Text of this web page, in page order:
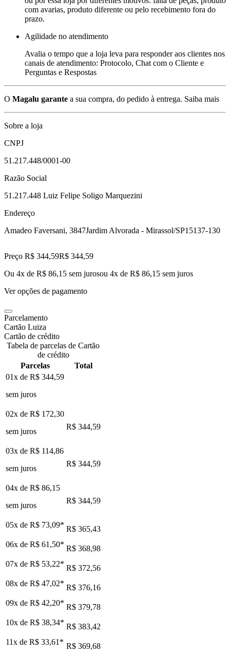
com avarias, produto diferente ou pelo recebimento fora do
prazo.
Agilidade no atendimento
Avalia o tempo que a loja leva para responder aos clientes nos
canais de atendimento: Protocolo, Chat com o Cliente e
Perguntas e Respostas
O Magalu garante a sua compra, do pedido à entrega. Saiba mais
Sobre a loja
CNPJ
51.217.448/0001-00
Razão Social
51.217.448 Luiz Felipe Soligo Marquezini
Endereço
Amadeo Faversani, 3847Jardim Alvorada - Mirassol/SP15137-130
Preço R$ 344,59R$ 344,59
Ou 4x de R$ 86,15 sem jurosou 4x de R$ 86,15 sem juros
Ver opções de pagamento
Parcelamento
Cartão Luiza
Cartão de crédito
Tabela de parcelas de Cartão
de crédito
Parcelas
Total
01x de R$ 344,59
sem juros
02x de R$ 172,30
sem juros
R$ 344,59
03x de R$ 114,86
sem juros
R$ 344,59
04x de R$ 86,15
sem juros
R$ 344,59
05x de R$ 73,09* R$ 365,43
06x de R$ 61,50* R$ 368,98
07x de R$ 53,22* R$ 372,56
08x de R$ 47,02* R$ 376,16
09x de R$ 42,20* R$ 379,78
10x de R$ 38,34* R$ 383,42
11x de R$ 33,61 * R$ 369,68